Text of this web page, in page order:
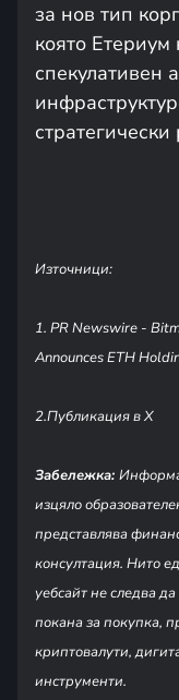
за нов тип
която
спекулативен
Източници:
1. PR Newswire -
Announces ETH
2.Публикация в Х
Забележка:
изцяло
представлява
консултация. Нито
уебсайт не следва
покана за покупка,
криптовалути,
инструменти.